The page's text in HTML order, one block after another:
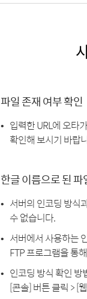
파일 존재 여부 확인
입력한 URL에 오타
확인해 보시기 바랍
한글 이름으로 된
서버의 인코딩 방식
수 없습니다.
서버에서 사용하는
FTP 프로그램을 통
인코딩 방식 확인 방
[콘솔] 버튼 클릭 > [